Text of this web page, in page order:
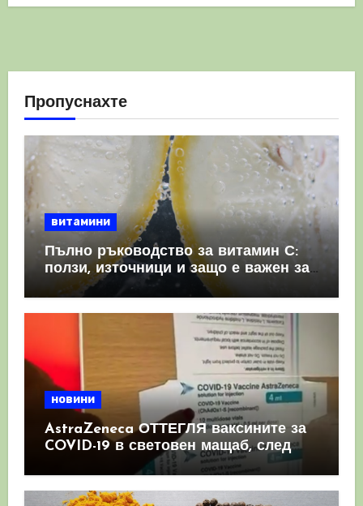
Пропуснахте
витамини
Пълно ръководство за витамин С:
ползи, източници и защо е важен за
имунната система
новини
AstraZeneca ОТТЕГЛЯ ваксините за
COVID-19 в световен мащаб, след
като призна, че те причиняват